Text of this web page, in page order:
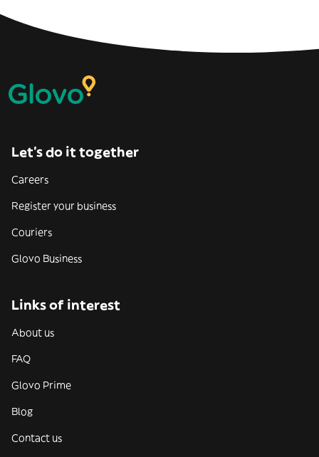
Let’s do it together
Careers
Register your business
Couriers
Glovo Business
Links of interest
About us
FAQ
Glovo Prime
Blog
Contact us